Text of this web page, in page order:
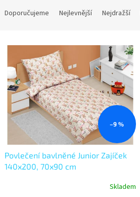
Doporučujeme Nejlevnější Nejdražší
–9 %
Povlečení bavlněné Junior Zajíček
140x200, 70x90 cm
Skladem